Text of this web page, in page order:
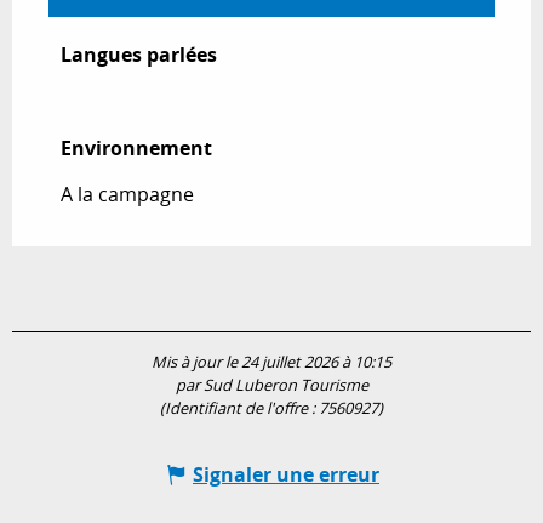
Langues parlées
Langues parlées
Environnement
Environnement
A la campagne
Mis à jour le 24 juillet 2026 à 10:15
par Sud Luberon Tourisme
(Identifiant de l'offre : 7560927)
Signaler une erreur